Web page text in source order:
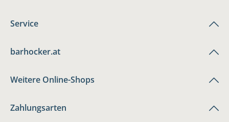
Service
barhocker.at
Weitere Online-Shops
Zahlungsarten